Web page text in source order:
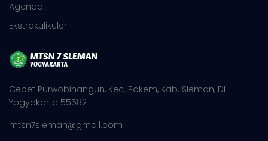
Agenda
Ekstrakulikuler
Cepet Purwobinangun, Kec. Pakem, Kab. Sleman, DI
Yogyakarta 55582
mtsn7sleman@gmail.com